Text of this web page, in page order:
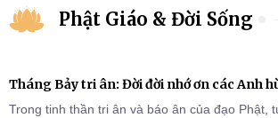
Phật Giáo & Đời Sống
Tháng Bảy tri ân: Đời đời nhớ ơn các Anh
Trong tinh thần tri ân và báo ân của đạo Phật,